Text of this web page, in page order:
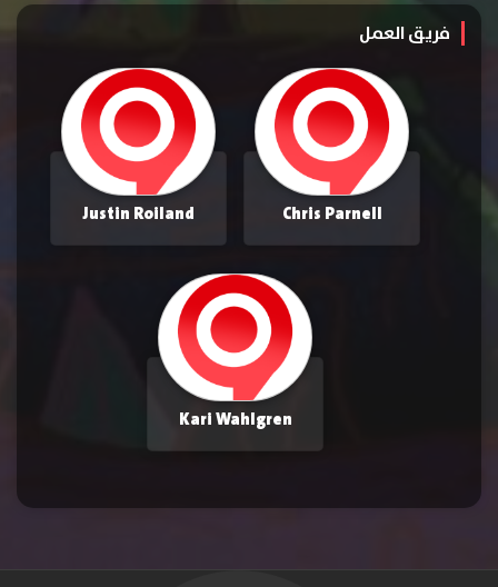
فريق العمل
Chris Parnell
Justin Roiland
Kari Wahlgren